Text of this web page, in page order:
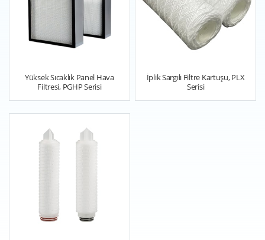
Yüksek Sıcaklık Panel Hava
Filtresi, PGHP Serisi
İplik Sargılı Filtre Kartuşu, PLX
Serisi